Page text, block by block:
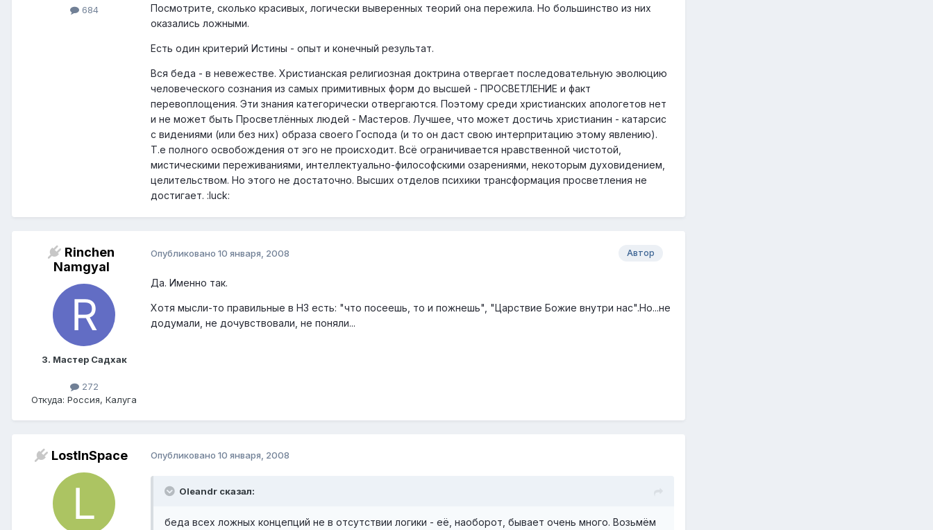
684
Посмотрите, сколько красивых, логически выверенных теорий она пережила. Но большинство из них
оказались ложными.
Есть один критерий Истины - опыт и конечный результат.
Вся беда - в невежестве. Христианская религиозная доктрина отвергает последовательную эволюцию
человеческого сознания из самых примитивных форм до высшей - ПРОСВЕТЛЕНИЕ и факт
перевоплощения. Эти знания категорически отвергаются. Поэтому среди христианских апологетов нет
и не может быть Просветлённых людей - Мастеров. Лучшее, что может достичь христианин - катарсис
с видениями (или без них) образа своего Господа (и то он даст свою интерпритацию этому явлению).
Т.е полного освобождения от эго не происходит. Всё ограничивается нравственной чистотой,
мистическими переживаниями, интеллектуально-философскими озарениями, некоторым духовидением,
целительством. Но этого не достаточно. Высших отделов психики трансформация просветления не
достигает. :luck:
Rinchen
Namgyal
3. Мастер Садхак
272
Откуда: Россия, Калуга
Автор
Опубликовано 10 января, 2008
Да. Именно так.
Хотя мысли-то правильные в НЗ есть: "что посеешь, то и пожнешь", "Царствие Божие внутри нас".Но...не
додумали, не дочувствовали, не поняли...
LostInSpace Опубликовано 10 января, 2008
Oleandr сказал:
беда всех ложных концепций не в отсутствии логики - её, наоборот, бывает очень много. Возьмём